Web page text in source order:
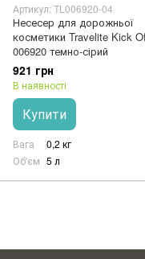
Артикул: TL006920-04
Несесер для дорожньої
косметики Travelite Kick
006920 темно-сірий
921 грн
В наявності
Купити
Вага
0,2 кг
Об'єм 5 л